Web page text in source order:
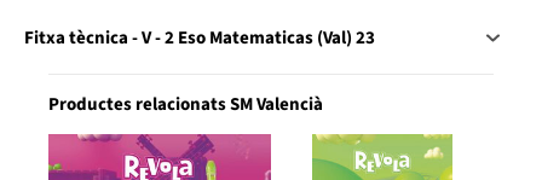
Fitxa tècnica - V - 2 Eso Matematicas (Val) 23
Productes relacionats SM Valencià